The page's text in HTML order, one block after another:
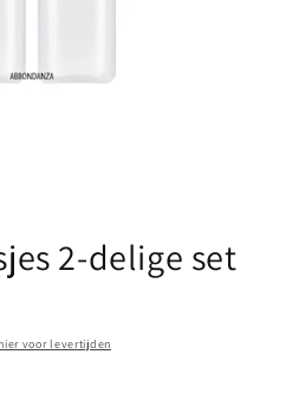
2-delige set
voor levertijden